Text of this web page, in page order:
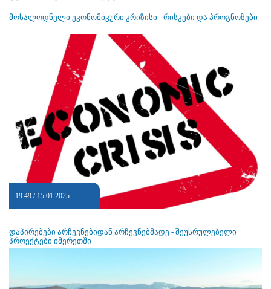
მოსალოდნელი ეკონომიკური კრიზისი - რისკები და პროგნოზები
19:49 / 15.01.2025
დაპირებები არჩევნებიდან არჩევნებმადე - შეუსრულებელი
პროექტები იმერეთში